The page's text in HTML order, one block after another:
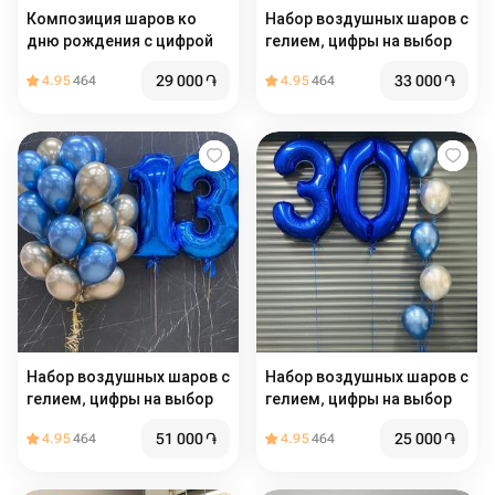
Композиция шаров ко
дню рождения с цифрой
4.95464 29 000֏
Набор воздушных шаров с
гелием, цифры на выбор
4.95464 33 000֏
Набор воздушных шаров с
гелием, цифры на выбор
4.95464 51 000֏
Набор воздушных шаров с
гелием, цифры на выбор
4.95464 25 000֏